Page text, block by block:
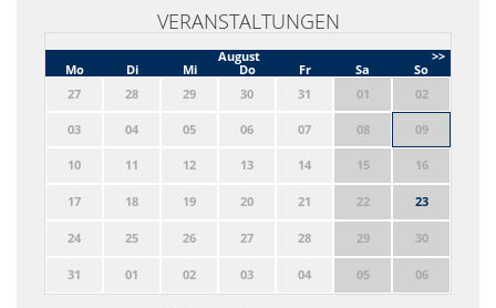
VERANSTALTUNGEN
>>
August
Mo
Di Mi Do Fr Sa
So
27
28 29 30 31 01 02
03 04 05 06 07 08 09
10 11 12 13 14 15 16
17 18 19 20 21 22 23
24 25 26 27 28 29 30
31 01 02 03 04 05 06